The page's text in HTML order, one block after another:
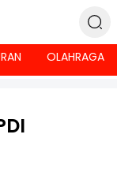
OLAHRAGA